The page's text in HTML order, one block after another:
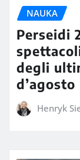
NAUKA
Perseidi
degli
d’agosto
Henryk